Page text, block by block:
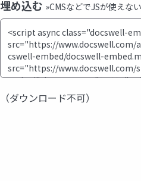
埋め込む »CMSなどでJSが使えな
（ダウンロード不可）